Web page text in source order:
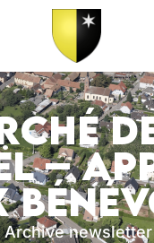
–
Archive newsletter